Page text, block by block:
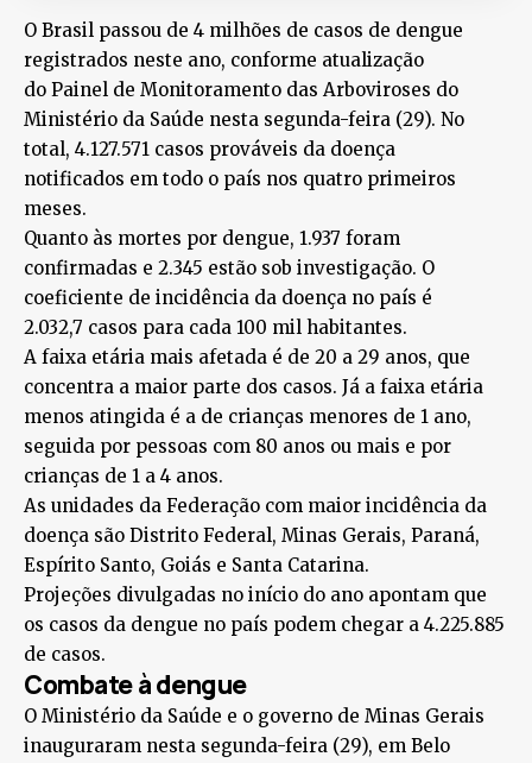
O Brasil passou de 4 milhões de casos de dengue
registrados neste ano, conforme atualização
do Painel de Monitoramento das Arboviroses do
Ministério da Saúde nesta segunda-feira (29). No
total, 4.127.571 casos prováveis da doença
notificados em todo o país nos quatro primeiros
meses.
Quanto às mortes por dengue, 1.937 foram
confirmadas e 2.345 estão sob investigação. O
coeficiente de incidência da doença no país é
2.032,7 casos para cada 100 mil habitantes.
A faixa etária mais afetada é de 20 a 29 anos, que
concentra a maior parte dos casos. Já a faixa etária
menos atingida é a de crianças menores de 1 ano,
seguida por pessoas com 80 anos ou mais e por
crianças de 1 a 4 anos.
As unidades da Federação com maior incidência da
doença são Distrito Federal, Minas Gerais, Paraná,
Espírito Santo, Goiás e Santa Catarina.
Projeções divulgadas no início do ano apontam que
os casos da dengue no país podem chegar a 4.225.885
de casos.
Combate à dengue
O Ministério da Saúde e o governo de Minas Gerais
inauguraram nesta segunda-feira (29), em Belo